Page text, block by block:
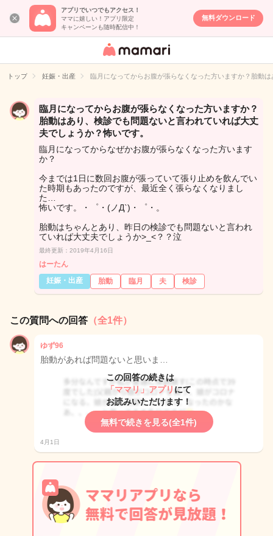
アプリでいつでもアクセス！
ママに嬉しい！アプリ限定
キャンペーンも随時配信中！
無料ダウンロード
女性専用匿名QA
イト
トップ 妊娠・出産 臨月になってからお腹が張らなくなった方いますか？胎動
臨月になってからお腹が張らなくなった方いますか？
胎動はあり、検診でも問題ないと言われていれば大丈
夫でしょうか？怖いです。
臨月になってからなぜかお腹が張らなくなった方います
か？
今までは1日に数回お腹が張っていて張り止めを飲んでい
た時期もあったのですが、最近全く張らなくなりまし
た…
怖いです。・゜・(ノД`)・゜・。
胎動はちゃんとあり、昨日の検診でも問題ないと言われ
ていれば大丈夫でしょうか>_<？？泣
最終更新：2019年4月16日
はーたん
妊娠・出産
胎動 臨月 夫 検診
この質問への回答 （全1件）
ゆず96
胎動があれば問題ないと思いま…
この回答の続きは
「ママリ」アプリ にて
お読みいただけます！
無料で続きを見る(全1件)
4月1日